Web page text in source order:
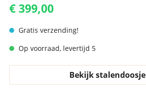
€ 399,00
Gratis verzending!
Op voorraad, levertijd 5
Bekijk stalendoosje